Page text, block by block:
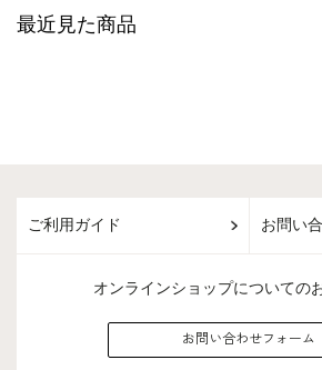
最近見た商品
ご利用ガイド お問い
オンラインショップについての
お問い合わせフォーム